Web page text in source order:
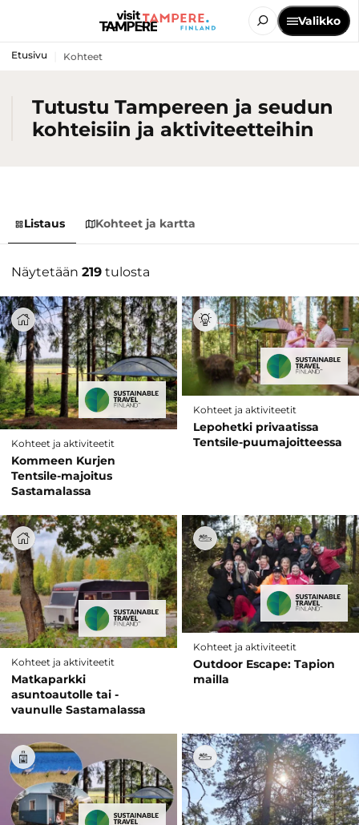
Valikko
Etusivu Kohteet
Tutustu Tampereen ja seudun
kohteisiin ja aktiviteetteihin
Listaus Kohteet ja kartta
Näytetään 219 tulosta
Kohteet ja aktiviteetit
Kommeen Kurjen
Tentsile-majoitus
Sastamalassa
Kohteet ja aktiviteetit
Lepohetki privaatissa
Tentsile-puumajoitteessa
Kohteet ja aktiviteetit
Matkaparkki
asuntoautolle tai -
vaunulle Sastamalassa
Kohteet ja aktiviteetit
Outdoor Escape: Tapion
mailla